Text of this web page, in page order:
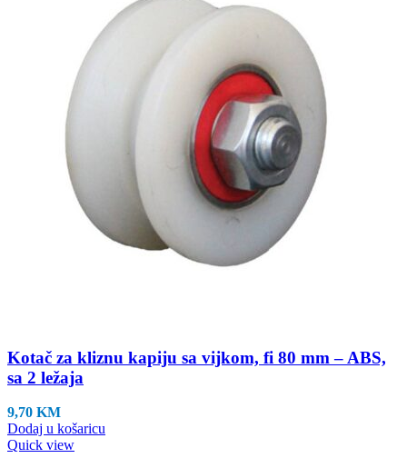
Kotač za kliznu kapiju sa vijkom, fi 80 mm – ABS,
sa 2 ležaja
9,70 KM
Dodaj u košaricu
Quick view